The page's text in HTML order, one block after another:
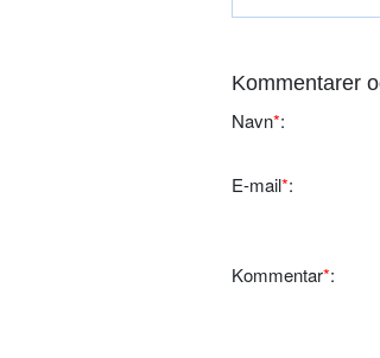
Kommentarer
Navn*:
E-mail*:
Kommentar*: